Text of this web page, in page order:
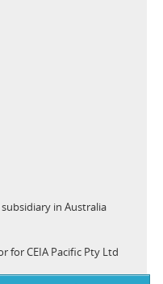
in Australia
for CEIA Pacific Pty Ltd